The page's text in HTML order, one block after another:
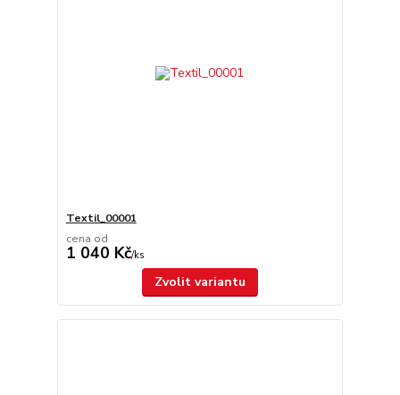
Textil_00001
cena od
1 040 Kč/ks
Zvolit variantu